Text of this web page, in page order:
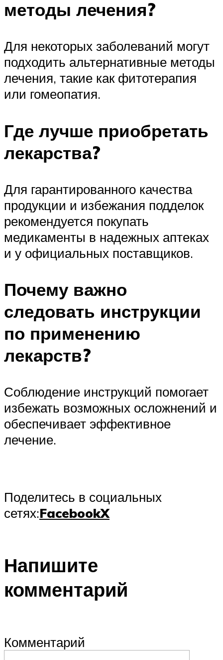
методы лечения?
Для некоторых заболеваний могут
подходить альтернативные методы
лечения, такие как фитотерапия
или гомеопатия.
Где лучше приобретать
лекарства?
Для гарантированного качества
продукции и избежания подделок
рекомендуется покупать
медикаменты в надежных аптеках
и у официальных поставщиков.
Почему важно
следовать инструкции
по применению
лекарств?
Соблюдение инструкций помогает
избежать возможных осложнений и
обеспечивает эффективное
лечение.
Поделитесь в социальных
сетях:FacebookX
Напишите
комментарий
Комментарий